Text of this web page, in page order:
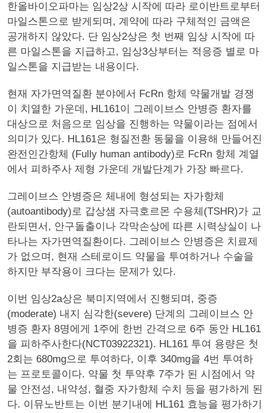
한올바이오파마는 임상2상 시작에 따라 로이반트로부터
마일스톤으로 받게되며, 계약에 따라 구체적인 금액은
공개하지 않았다. 단 임상2상은 첫 번째 임상 시작에 따
른 마일스톤을 지급하고, 임상3상부터는 적응증 별로 마
일스톤을 지급받는 내용이다.
현재 자가면역질환 분야에서 FcRn 항체 약물개발 경쟁
이 치열한 가운데, HL161이 그레이브스 안병증 환자를
대상으로 처음으로 임상을 진행하는 약물이라는 점에서
의미가 있다. HL161은 형질전환 동물을 이용해 만들어진
완전인간항체 (Fully human antibody)로 FcRn 항체 계열
에서 피하주사 제형 가운데 개발단계가 가장 빠르다.
그레이브스 안병증은 체내에 형성되는 자가항체
(autoantibody)로 갑상샘 자극호르몬 수용체(TSHR)가 교
란되면서, 안구돌출이나 각막손상에 따른 시력상실이 나
타나는 자가면역질환이다. 그레이브스 안병증은 치료제
가 없으며, 현재 스테로이드 약물을 투여하거나 수술을
하지만 부작용이 크다는 문제가 있다.
이번 임상2a상은 북미지역에서 진행되며, 중증
(moderate) 내지 심각한(severe) 단계의 그레이브스 안
병증 환자 8명에게 1주에 한번 간격으로 6주 동안 HL161
을 피하주사한다(NCT03922321). HL161 투여 용량은 첫
2회는 680mg으로 투여하다, 이후 340mg을 4번 투여하
는 프로토콜이다. 약물 첫 투약후 7주가 된 시점에서 약
물 안전성, 내약성, 혈중 자가항체 수치 등을 평가하게 된
다. 이뮤노반트는 이번 분기내에 HL161 효능을 평가하기